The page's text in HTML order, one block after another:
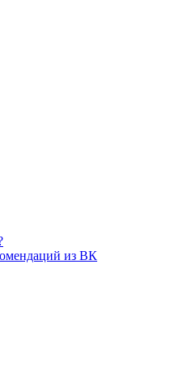
из ВК